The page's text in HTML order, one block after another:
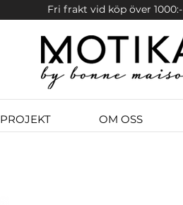
PROJEKT OM OSS
Fri frakt vid köp över 1000:-